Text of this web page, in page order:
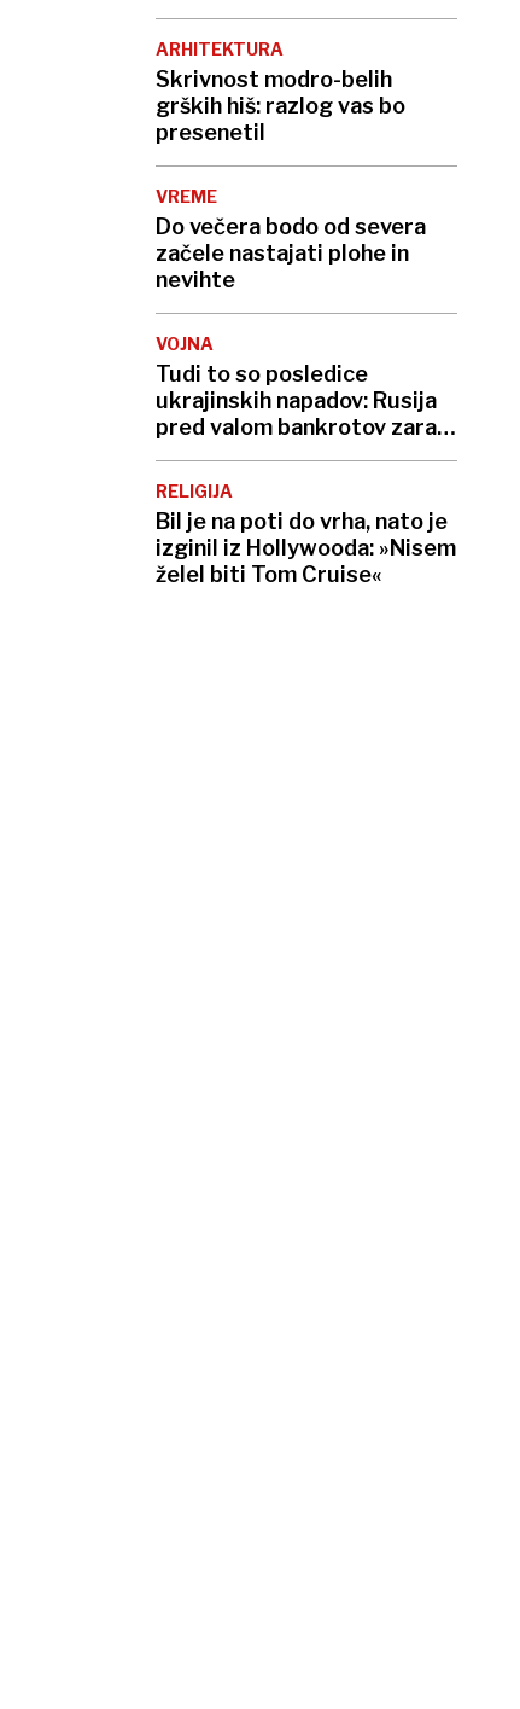
vojne
ARHITEKTURA
Skrivnost modro-belih
grških hiš: razlog vas bo
presenetil
VREME
Do večera bodo od severa
začele nastajati plohe in
nevihte
VOJNA
Tudi to so posledice
ukrajinskih napadov: Rusija
pred valom bankrotov zaradi
neplačanih kreditov
RELIGIJA
Bil je na poti do vrha, nato je
izginil iz Hollywooda: »Nisem
želel biti Tom Cruise«